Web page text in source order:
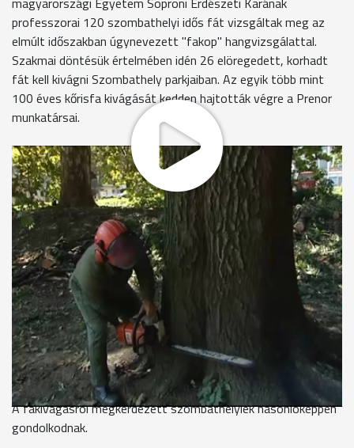
professzorai 120 szombathelyi idős fát vizsgáltak meg az
elmúlt időszakban úgynevezett "fakop" hangvizsgálattal.
Szakmai döntésük értelmében idén 26 elöregedett, korhadt
fát kell kivágni Szombathely parkjaiban. Az egyik több mint
100 éves kőrisfa kivágását kedden hajtották végre a Prenor
munkatársai.
„Teljes mértékben el van korhadva, gombafertőzések vannak
rajta, mint a szivacsot, úgy lehet szétszedni." A
parkfenntartást végző cég részlegvezetője egy tegnap
kivágott 120 éves fa kérgét mutatja. A fa belsejének 80 %-a
elkorhadt, ezért a hatalmas fa balesetveszélyessé vált. Ki
kellett vágni. A Pelikán parkban pár nap alatt három kőris, két
mogyoró és két hársfát vágnak ki. Az elkövetkezendő
napokban, a KRESZ parkban 12 fa jut ugyanerre a sorsra.
Orsolya gyakran jár erre, szereti a park fáit.
Oláhné Kiricsi Orsolya
"Sajnálom, hogy kivágják a fákat, az itt játszó gyerekekkel
viszont baj történhet, ha kidől."
A fakivágásról megkérdezett szombathelyiek hasonlóképpen
gondolkodnak.